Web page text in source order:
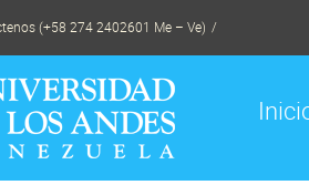
(+58 274 2402601 Me – Ve)